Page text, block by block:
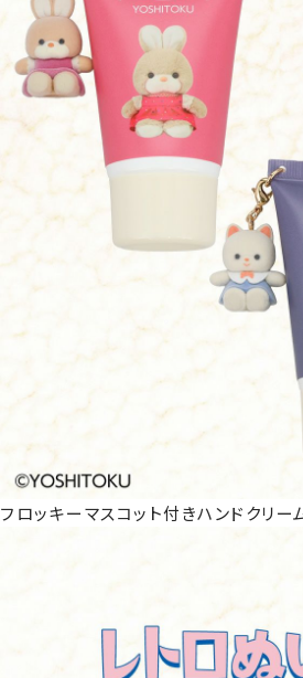
フロッキーマスコット付きハンドクリー